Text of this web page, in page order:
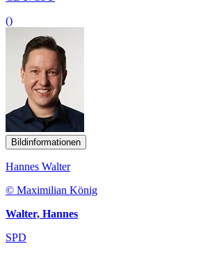
()
Bildinformationen
Hannes Walter
© Maximilian König
Walter, Hannes
SPD